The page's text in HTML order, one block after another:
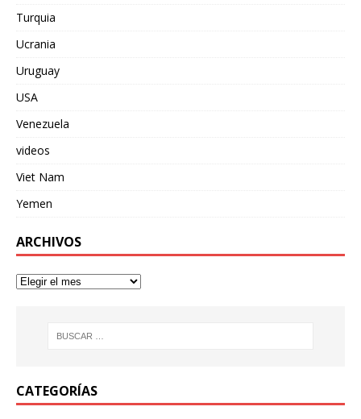
Turquia
Ucrania
Uruguay
USA
Venezuela
videos
Viet Nam
Yemen
ARCHIVOS
CATEGORÍAS